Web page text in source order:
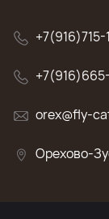
+7(916)715-
orex@fly-
Орехово-